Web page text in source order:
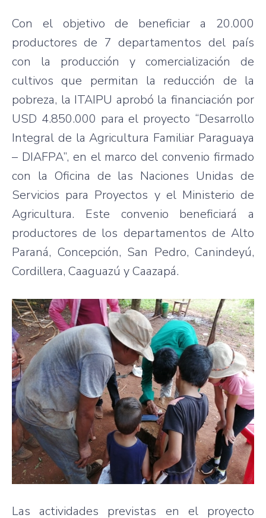
Con el objetivo de beneficiar a 20.000
productores de 7 departamentos del país
con la producción y comercialización de
cultivos que permitan la reducción de la
pobreza, la ITAIPU aprobó la financiación por
USD 4.850.000 para el proyecto “Desarrollo
Integral de la Agricultura Familiar Paraguaya
– DIAFPA”, en el marco del convenio firmado
con la Oficina de las Naciones Unidas de
Servicios para Proyectos y el Ministerio de
Agricultura. Este convenio beneficiará a
productores de los departamentos de Alto
Paraná, Concepción, San Pedro, Canindeyú,
Cordillera, Caaguazú y Caazapá.
Las actividades previstas en el proyecto